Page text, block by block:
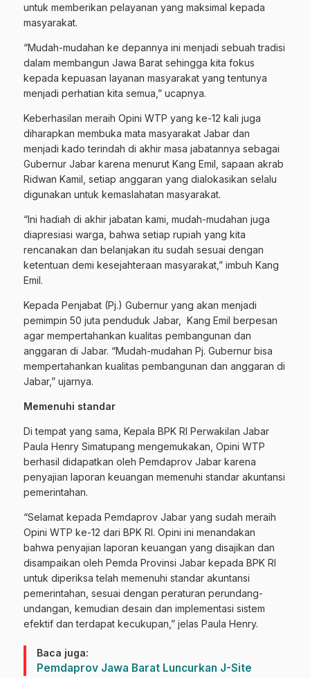
untuk memberikan pelayanan yang maksimal kepada
masyarakat.
“Mudah-mudahan ke depannya ini menjadi sebuah tradisi
dalam membangun Jawa Barat sehingga kita fokus
kepada kepuasan layanan masyarakat yang tentunya
menjadi perhatian kita semua,” ucapnya.
Keberhasilan meraih Opini WTP yang ke-12 kali juga
diharapkan membuka mata masyarakat Jabar dan
menjadi kado terindah di akhir masa jabatannya sebagai
Gubernur Jabar karena menurut Kang Emil, sapaan akrab
Ridwan Kamil, setiap anggaran yang dialokasikan selalu
digunakan untuk kemaslahatan masyarakat.
“Ini hadiah di akhir jabatan kami, mudah-mudahan juga
diapresiasi warga, bahwa setiap rupiah yang kita
rencanakan dan belanjakan itu sudah sesuai dengan
ketentuan demi kesejahteraan masyarakat,” imbuh Kang
Emil.
Kepada Penjabat (Pj.) Gubernur yang akan menjadi
pemimpin 50 juta penduduk Jabar, Kang Emil berpesan
agar mempertahankan kualitas pembangunan dan
anggaran di Jabar. “Mudah-mudahan Pj. Gubernur bisa
mempertahankan kualitas pembangunan dan anggaran di
Jabar,” ujarnya.
Memenuhi standar
Di tempat yang sama, Kepala BPK RI Perwakilan Jabar
Paula Henry Simatupang mengemukakan, Opini WTP
berhasil didapatkan oleh Pemdaprov Jabar karena
penyajian laporan keuangan memenuhi standar akuntansi
pemerintahan.
“Selamat kepada Pemdaprov Jabar yang sudah meraih
Opini WTP ke-12 dari BPK RI. Opini ini menandakan
bahwa penyajian laporan keuangan yang disajikan dan
disampaikan oleh Pemda Provinsi Jabar kepada BPK RI
untuk diperiksa telah memenuhi standar akuntansi
pemerintahan, sesuai dengan peraturan perundang-
undangan, kemudian desain dan implementasi sistem
efektif dan terdapat kecukupan,” jelas Paula Henry.
Baca juga:
Pemdaprov Jawa Barat Luncurkan J-Site